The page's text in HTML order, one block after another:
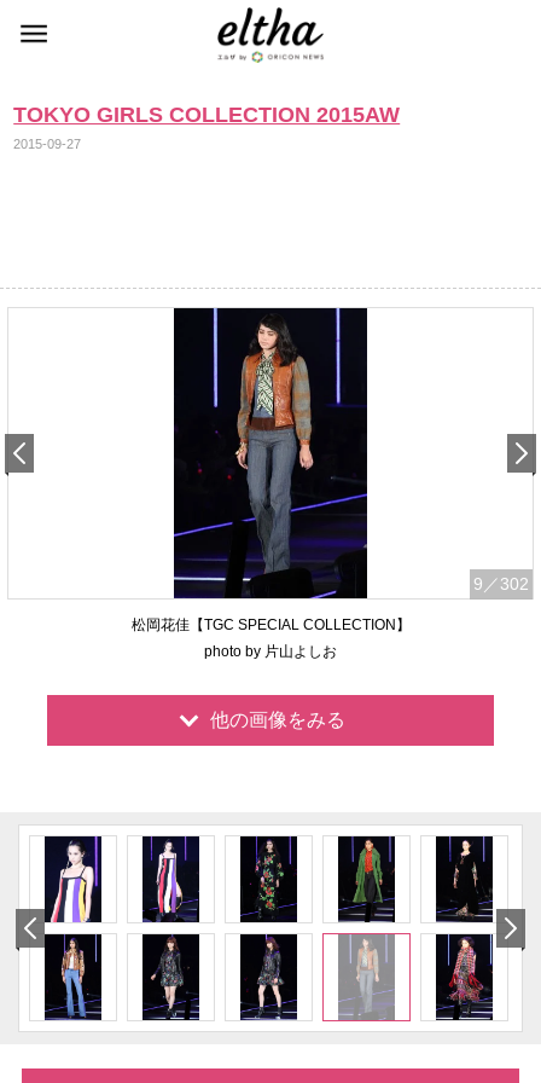
TOKYO GIRLS COLLECTION 2015AW
2015-09-27
9 ／302
松岡花佳【TGC SPECIAL COLLECTION】
photo by 片山よしお
他の画像をみる